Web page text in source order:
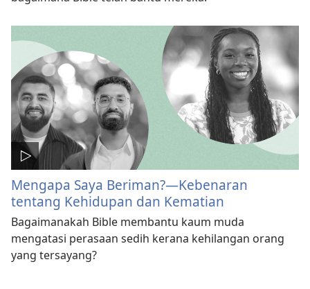
Mengapa Saya Beriman?—Kebenaran
tentang Kehidupan dan Kematian
Bagaimanakah Bible membantu kaum muda
mengatasi perasaan sedih kerana kehilangan orang
yang tersayang?